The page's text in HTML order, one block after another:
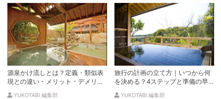
源泉かけ流しとは？定義・類似表
現との違い・メリット・デメリッ
トを解説
YUKOTABI 編集部
旅行の計画の立て方｜いつから何
を決める？4ステップと準備の早
見表
YUKOTABI 編集部